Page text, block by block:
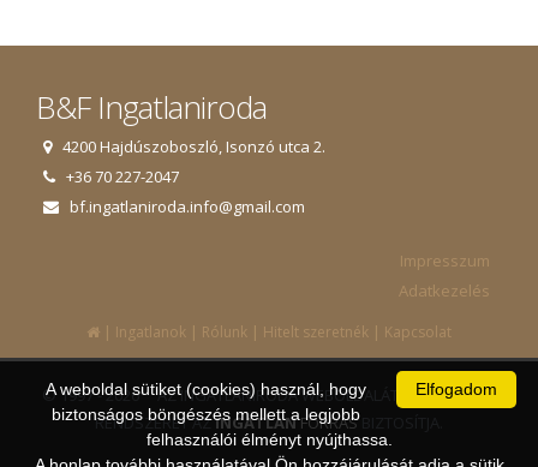
B&F Ingatlaniroda
4200 Hajdúszoboszló, Isonzó utca 2.
+36 70 227-2047
bf.ingatlaniroda.info@gmail.com
Impresszum
Adatkezelés
| Ingatlanok | Rólunk | Hitelt szeretnék | Kapcsolat
© 1997 - 2026 AZ INGATLANIRODA WEBOLDALÁT ÉS ÜGYVITELI
RENDSZERÉT AZINGATLANFORRÁSBIZTOSÍTJA.
Elfogadom
A weboldal sütiket (cookies) használ, hogy
biztonságos böngészés mellett a legjobb
felhasználói élményt nyújthassa.